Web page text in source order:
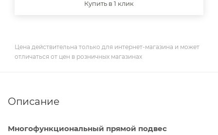
Купить в 1 клик
Цена действительна только для интернет-магазина и может
отличаться от цен в розничных магазинах
Описание
Многофункциональный прямой подвес